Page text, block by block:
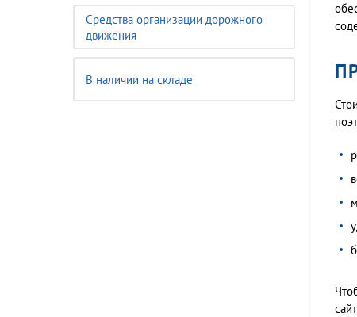
Средства организации дорожного
движения
В наличии на складе